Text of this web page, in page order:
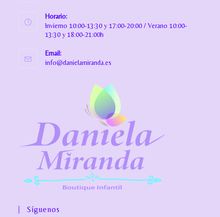
Horario:
Invierno 10:00-13:30 y 17:00-20:00 / Verano 10:00-
13:30 y 18:00-21:00h
Email:
info@danielamiranda.es
Síguenos